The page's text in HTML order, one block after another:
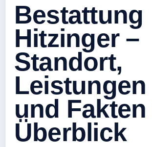
Bestattung
Hitzinger –
Standort,
Leistungen
und Fakten
Überblick